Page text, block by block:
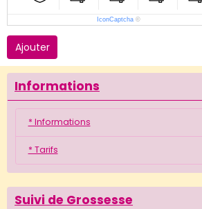
IconCaptcha ©
Ajouter
Informations
* Informations
* Tarifs
Suivi de Grossesse